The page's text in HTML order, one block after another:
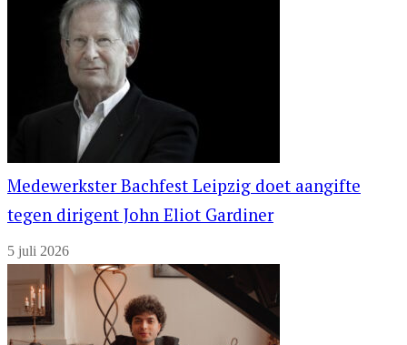
Medewerkster Bachfest Leipzig doet aangifte
tegen dirigent John Eliot Gardiner
5 juli 2026